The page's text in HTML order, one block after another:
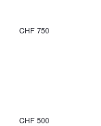
The
CHF 500
CHF 750